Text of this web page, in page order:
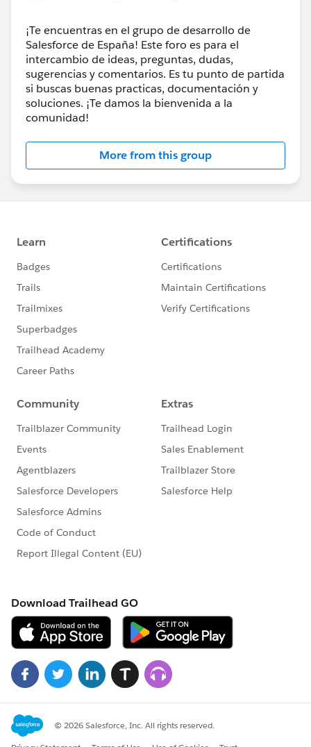
¡Te encuentras en el grupo de desarrollo de
Salesforce de España! Este foro es para el
intercambio de ideas, preguntas, dudas,
sugerencias y comentarios. Es tu punto de partida
si buscas buenas practicas, documentación y
soluciones. ¡Te damos la bienvenida a la
comunidad!
More from this group